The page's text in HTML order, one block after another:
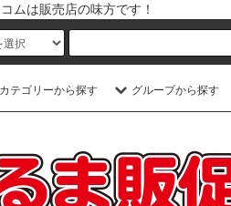
ムは販売店の味方です！
カテゴリーから探す グループから探す